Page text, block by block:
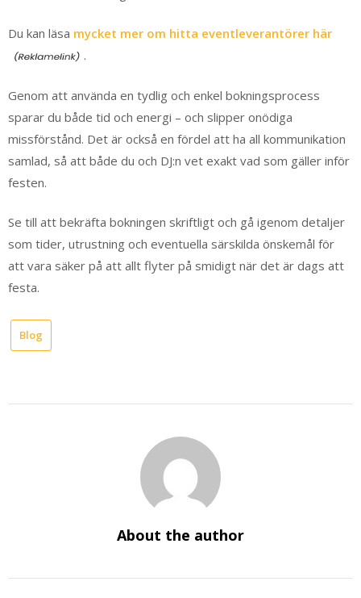
Du kan läsa mycket mer om hitta eventleverantörer här
.
Genom att använda en tydlig och enkel bokningsprocess
sparar du både tid och energi – och slipper onödiga
missförstånd. Det är också en fördel att ha all kommunikation
samlad, så att både du och DJ:n vet exakt vad som gäller inför
festen.
Se till att bekräfta bokningen skriftligt och gå igenom detaljer
som tider, utrustning och eventuella särskilda önskemål för
att vara säker på att allt flyter på smidigt när det är dags att
festa.
Blog
About the author